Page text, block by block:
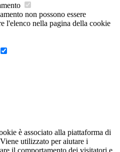
non possono essere
l'elenco nella pagina della cookie
è associato alla piattaforma di
utilizzato per aiutare i
il comportamento dei visitatori e